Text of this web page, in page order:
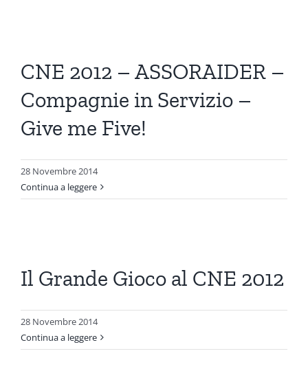
CNE 2012 – ASSORAIDER –
Compagnie in Servizio –
Give me Five!
28 Novembre 2014
Continua a leggere
Il Grande Gioco al CNE 2012
28 Novembre 2014
Continua a leggere